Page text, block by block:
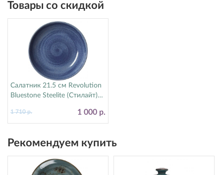
Товары со скидкой
Салатник 21.5 см Revolution
Bluestone Steelite (Стилайт)
1 000 р.
1 710 р.
Рекомендуем купить